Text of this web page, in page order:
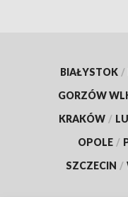
BIAŁYSTOK /
GORZÓW
KRAKÓW /
OPOLE /
SZCZECIN /